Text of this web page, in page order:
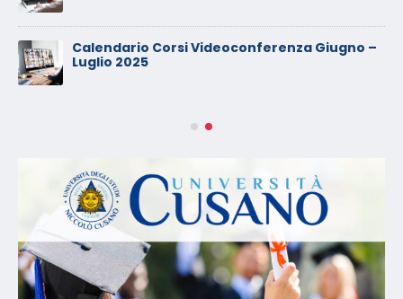
Calendario Corsi Videoconferenza Giugno –
Luglio 2025